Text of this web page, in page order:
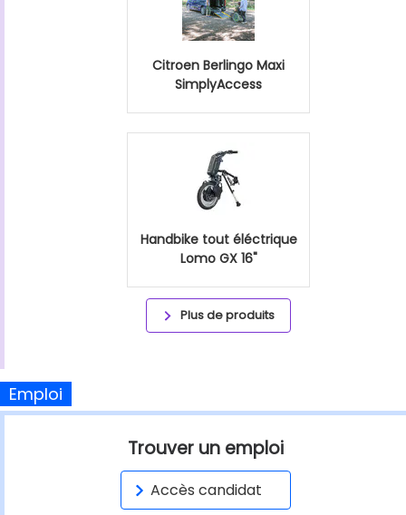
Citroen Berlingo Maxi
SimplyAccess
Handbike tout éléctrique
Lomo GX 16"
Plus de produits
Emploi
Trouver un emploi
Accès candidat